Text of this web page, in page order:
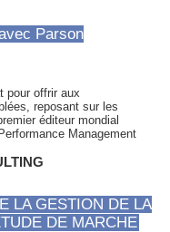
Parson
pour offrir aux
reposant sur les
éditeur mondial
Management
LA GESTION DE LA
DE MARCHE